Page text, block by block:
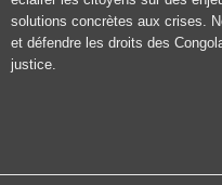
solutions concrètes aux crises.
et défendre les droits des
justice.